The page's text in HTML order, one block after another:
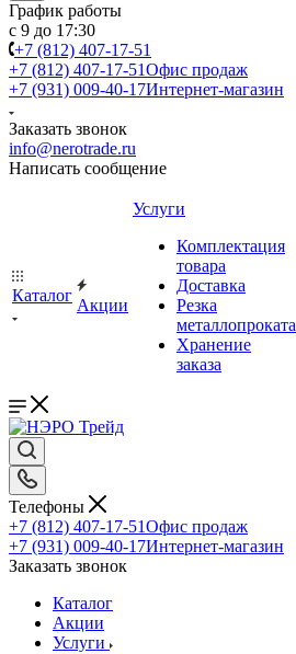
График работы
с 9 до 17:30
+7 (812) 407-17-51
+7 (812) 407-17-51Офис продаж
+7 (931) 009-40-17Интернет-магазин
Заказать звонок
info@nerotrade.ru
Написать сообщение
Каталог
Акции
Услуги
Комплектация
товара
Доставка
Резка
металлопроката
Хранение
заказа
Телефоны
+7 (812) 407-17-51Офис продаж
+7 (931) 009-40-17Интернет-магазин
Заказать звонок
Каталог
Акции
Услуги